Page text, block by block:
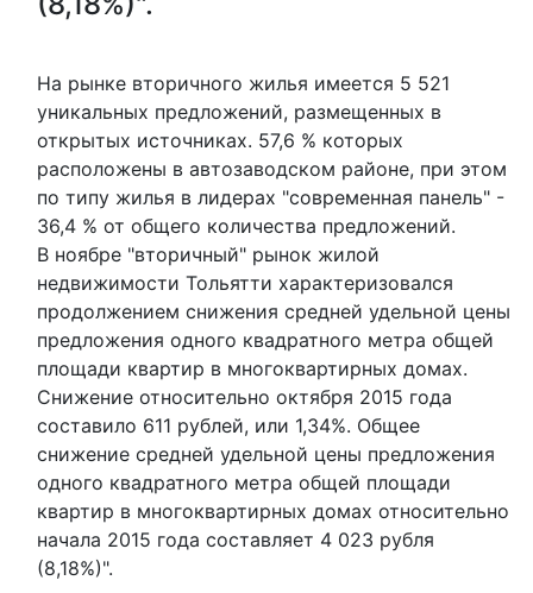
На рынке вторичного жилья имеется 5 521
уникальных предложений, размещенных в
открытых источниках. 57,6 % которых
расположены в автозаводском районе, при этом
по типу жилья в лидерах "современная панель" -
36,4 % от общего количества предложений.
В ноябре "вторичный" рынок жилой
недвижимости Тольятти характеризовался
продолжением снижения средней удельной цены
предложения одного квадратного метра общей
площади квартир в многоквартирных домах.
Снижение относительно октября 2015 года
составило 611 рублей, или 1,34%. Общее
снижение средней удельной цены предложения
одного квадратного метра общей площади
квартир в многоквартирных домах относительно
начала 2015 года составляет 4 023 рубля
(8,18%)".